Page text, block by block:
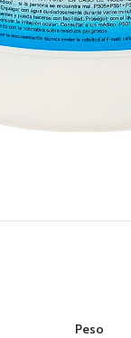
Peso